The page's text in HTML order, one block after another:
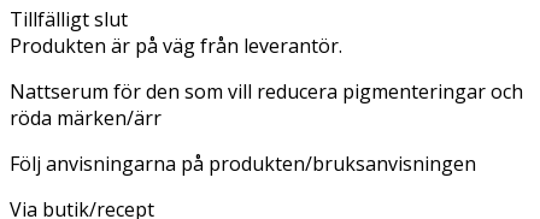
Tillfälligt slut
Produkten är på väg från leverantör.
Nattserum för den som vill reducera pigmenteringar och
röda märken/ärr
Följ anvisningarna på produkten/bruksanvisningen
Via butik/recept